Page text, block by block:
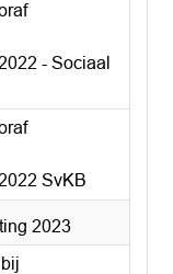
- Sociaal
SvKB
2023